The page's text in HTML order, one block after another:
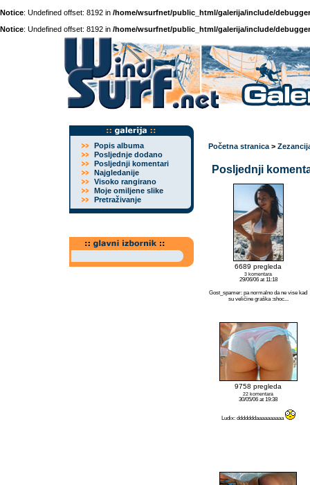
Notice: Undefined offset: 8192 in /home/wsurfnet/public_html/galerija/include/
Notice: Undefined offset: 8192 in /home/wsurfnet/public_html/galerija/include/
Popis albuma
Posljednje dodano
Posljednji komentari
Najgledanije
Visoko rangirano
Moje omiljene slike
Pretraživanje
Početna stranica >
Posljednji
6689 pregleda
3 komentara
29/06/06 at 11:18
Gost_spamer: pa normalno da ne vise kad
su veličine graška :shoc...
9758 pregleda
22 komentara
30/05/06 at 19:38
Ludix: dddddddaaaaaaaaaa